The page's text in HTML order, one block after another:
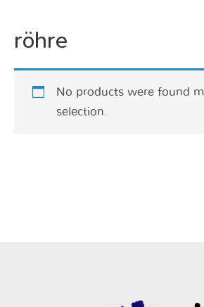
röhre
No products were found
selection.